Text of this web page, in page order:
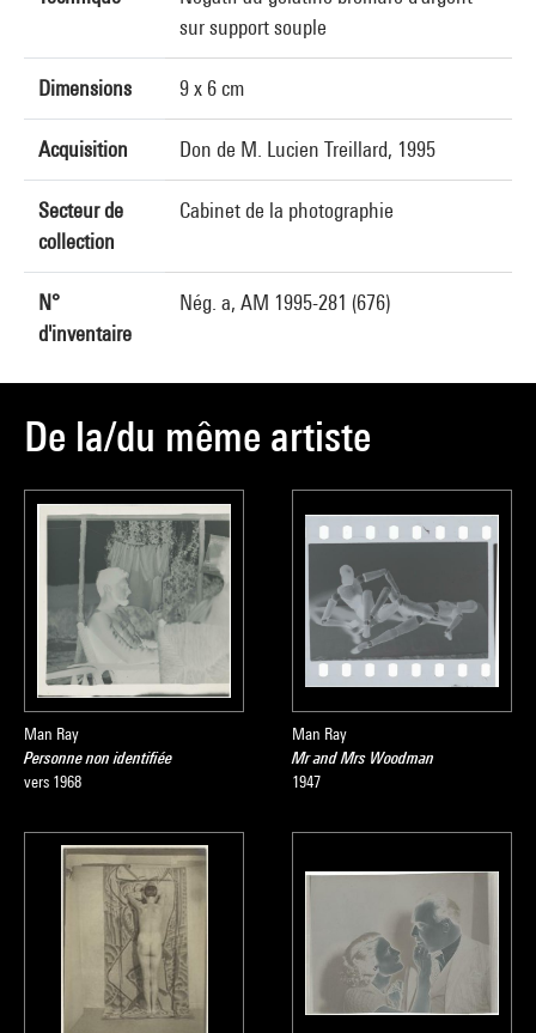
sur support souple
Dimensions 9 x 6 cm
Acquisition Don de M. Lucien Treillard, 1995
Secteur de
collection
Cabinet de la photographie
N°
d'inventaire
Nég. a, AM 1995-281 (676)
De la/du même artiste
Man Ray
Personne non identifiée
vers 1968
Man Ray
Mr and Mrs Woodman
1947